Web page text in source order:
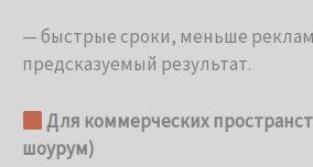
— быстрые сроки, меньше
предсказуемый результат.
Для коммерческих
шоурум)